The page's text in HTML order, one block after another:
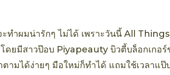
ะทำผมน่ารักๆ ไม่ได้ เพราะวันนี้ All
ดยมีสาวป๊อบ Piyapeauty บิวตี้บล็อกเกอร์
ามได้ง่ายๆ มือใหม่ก็ทำได้ แถมใช้เวลาแ